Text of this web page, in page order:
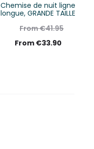
Chemise de nuit ligne
longue, GRANDE TAILLE
From€41.95
From €33.90